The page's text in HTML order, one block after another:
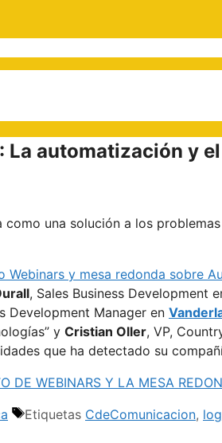
La automatización y
una solución a los
Webinars y mesa redonda sobre
, Sales Business Development
Development Manager en
y Cristian Oller, VP,
que ha detectado su
DE WEBINARS Y LA MESA
Etiquetas CdeComunicacion,